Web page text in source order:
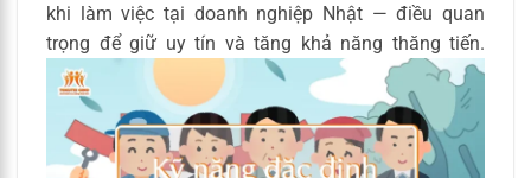
khi làm việc tại doanh nghiệp Nhật — điều quan
trọng để giữ uy tín và tăng khả năng thăng tiến.